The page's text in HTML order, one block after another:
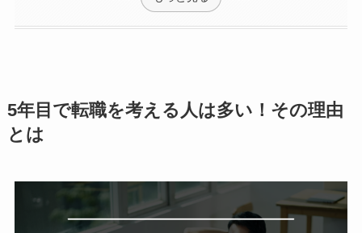
5年目で転職を考える人は多い！その理由
とは